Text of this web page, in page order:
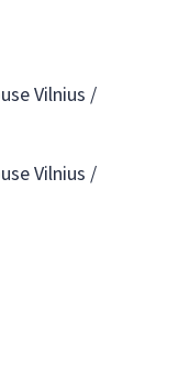
Vilnius /
Vilnius /